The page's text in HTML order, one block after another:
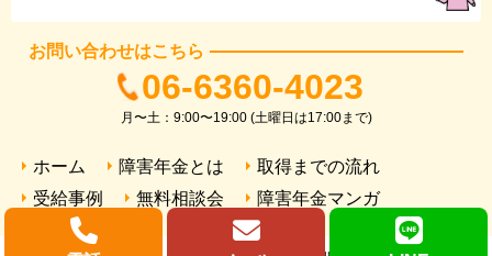
お問い合わせはこちら
06-6360-4023
月〜土：9:00〜19:00 (土曜日は17:00まで)
ホーム 障害年金とは
取得までの流れ
受給事例
無料相談会 障害年金マンガ